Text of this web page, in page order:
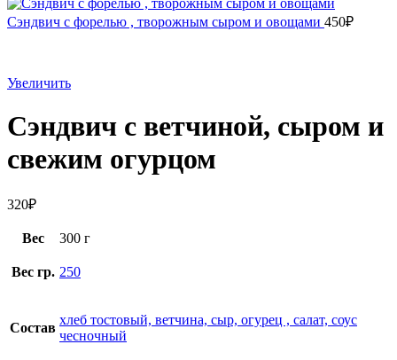
Сэндвич с форелью , творожным сыром и овощами 450₽
Увеличить
Сэндвич с ветчиной, сыром и
свежим огурцом
320₽
Вес 300 г
Вес гр. 250
Состав
хлеб тостовый, ветчина, сыр, огурец , салат, соус
чесночный